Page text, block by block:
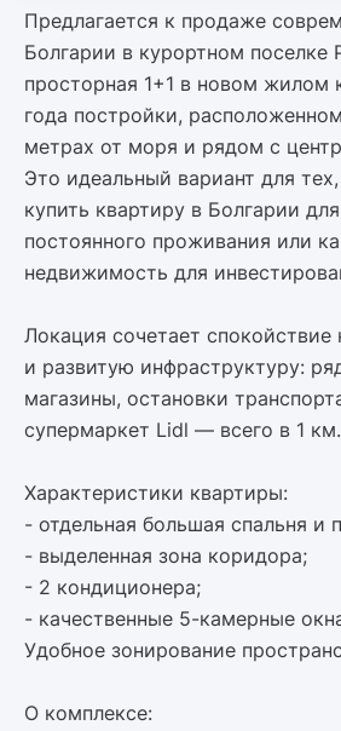
Предлагается к продаже
Болгарии в курортном поселке
просторная 1+1 в новом жилом
года постройки,
метрах от моря и рядом с
Это идеальный вариант для
купить квартиру в Болгарии
постоянного проживания или
недвижимость для
Локация сочетает
и развитую инфраструктуру:
магазины, остановки
супермаркет Lidl — всего в 1 км.
Характеристики квартиры:
- отдельная большая спальня и
- выделенная зона коридора;
- 2 кондиционера;
- качественные 5-камерные
Удобное зонирование
О комплексе: